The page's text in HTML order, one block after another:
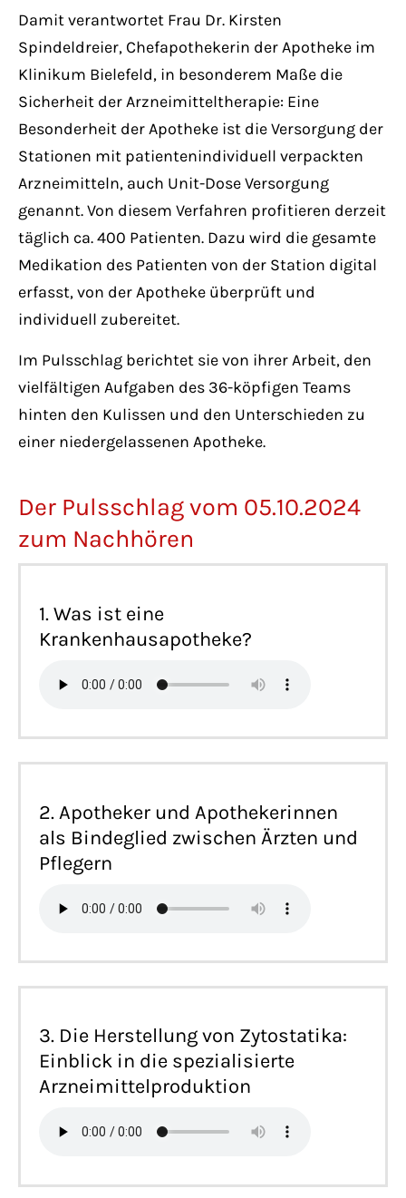
Damit verantwortet Frau Dr. Kirsten
Spindeldreier, Chefapothekerin der Apotheke im
Klinikum Bielefeld, in besonderem Maße die
Sicherheit der Arzneimitteltherapie: Eine
Besonderheit der Apotheke ist die Versorgung der
Stationen mit patientenindividuell verpackten
Arzneimitteln, auch Unit-Dose Versorgung
genannt. Von diesem Verfahren profitieren derzeit
täglich ca. 400 Patienten. Dazu wird die gesamte
Medikation des Patienten von der Station digital
erfasst, von der Apotheke überprüft und
individuell zubereitet.
Im Pulsschlag berichtet sie von ihrer Arbeit, den
vielfältigen Aufgaben des 36-köpfigen Teams
hinten den Kulissen und den Unterschieden zu
einer niedergelassenen Apotheke.
Der Pulsschlag vom 05.10.2024
zum Nachhören
1. Was ist eine
Krankenhausapotheke?
2. Apotheker und Apothekerinnen
als Bindeglied zwischen Ärzten und
Pflegern
3. Die Herstellung von Zytostatika:
Einblick in die spezialisierte
Arzneimittelproduktion